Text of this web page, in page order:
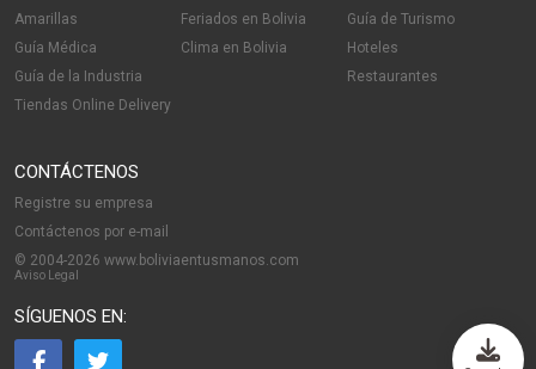
Amarillas
Guía Médica
Guía de la Industria
Tiendas Online Delivery
Feriados en Bolivia
Clima en Bolivia
Guía de Turismo
Hoteles
Restaurantes
CONTÁCTENOS
Registre su empresa
Contáctenos por e-mail
© 2004-2026 www.boliviaentusmanos.com
Aviso Legal
SÍGUENOS EN: